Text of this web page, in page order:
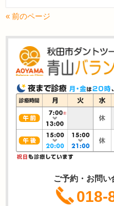
« 前のページ
ご予約・お問い
018-